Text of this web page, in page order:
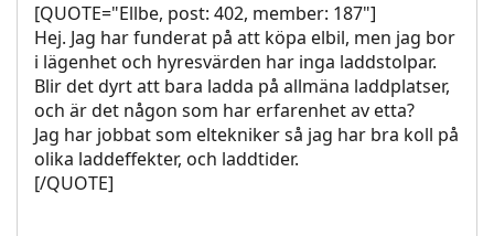
[QUOTE="Ellbe, post: 402, member: 187"]
Hej. Jag har funderat på att köpa elbil, men jag bor
i lägenhet och hyresvärden har inga laddstolpar.
Blir det dyrt att bara ladda på allmäna laddplatser,
och är det någon som har erfarenhet av etta?
Jag har jobbat som eltekniker så jag har bra koll på
olika laddeffekter, och laddtider.
[/QUOTE]